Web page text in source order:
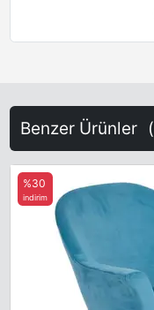
Benzer Ürünler (
%30
indirim